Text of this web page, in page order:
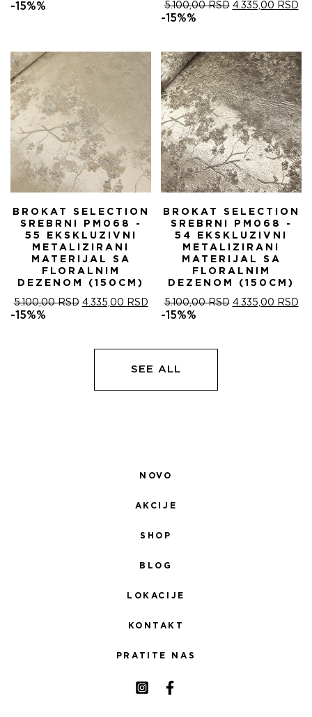
ЦЕНА
-15%%
5.100,00RSD ОРИГИНАЛНА
5.100,00 RSD.
4.335,00 RSD
-15%%
BROKAT SELECTION
SREBRNI PM068 -
55 EKSKLUZIVNI
METALIZIRANI
MATERIJAL SA
FLORALNIM
DEZENOM (150CM)
5.100,00RSD ОРИГИНАЛНА
5.100,00 RSD.
4.335,00 RSDТРЕНУТНА
ЦЕНА
-15%%
BROKAT SELECTION
SREBRNI PM068 -
54 EKSKLUZIVNI
METALIZIRANI
MATERIJAL SA
FLORALNIM
DEZENOM (150CM)
5.100,00RSD ОРИГИНАЛНА
4.335,00 RSD
-15%%
SEE ALL
NOVO
AKCIJE
SHOP
BLOG
LOKACIJE
KONTAKT
PRATITE NAS